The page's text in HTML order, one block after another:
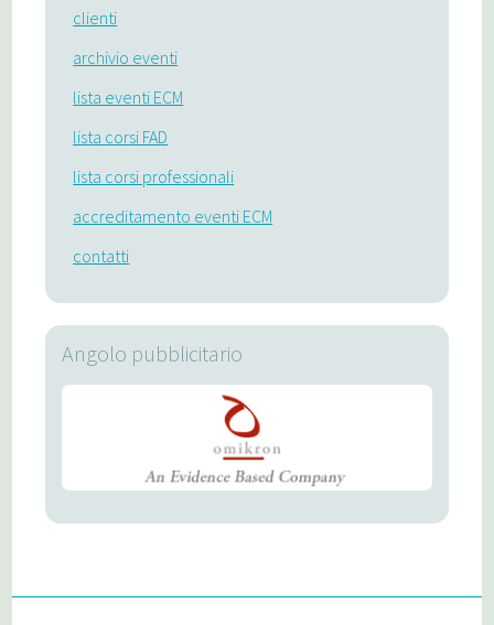
clienti
archivio eventi
lista eventi ECM
lista corsi FAD
lista corsi professionali
accreditamento eventi ECM
contatti
Angolo pubblicitario